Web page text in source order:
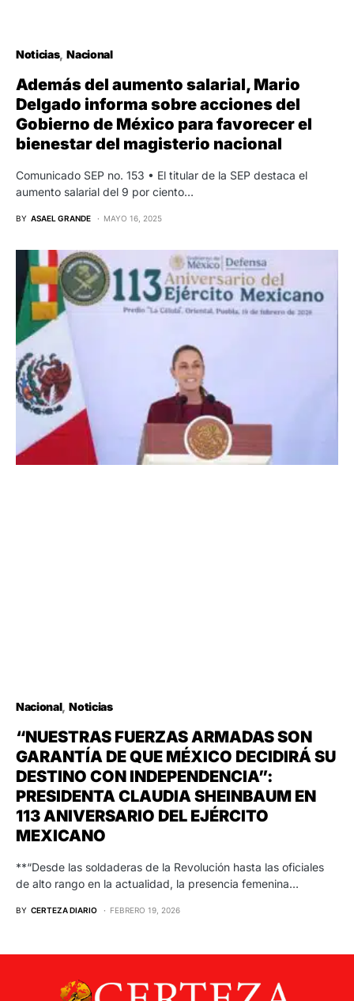
Noticias Nacional
Además del aumento salarial, Mario
Delgado informa sobre acciones del
Gobierno de México para favorecer el
bienestar del magisterio nacional
Comunicado SEP no. 153 • El titular de la SEP destaca el
aumento salarial del 9 por ciento…
BY ASAEL GRANDE MAYO 16, 2025
Nacional Noticias
“NUESTRAS FUERZAS ARMADAS SON
GARANTÍA DE QUE MÉXICO DECIDIRÁ SU
DESTINO CON INDEPENDENCIA”:
PRESIDENTA CLAUDIA SHEINBAUM EN
113 ANIVERSARIO DEL EJÉRCITO
MEXICANO
**“Desde las soldaderas de la Revolución hasta las oficiales
de alto rango en la actualidad, la presencia femenina…
BY CERTEZA DIARIO FEBRERO 19, 2026